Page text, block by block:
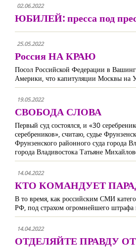
02.06.2022
ЮБИЛЕЙ: пресса под
25.05.2022
Россия НА КРАЮ
Посол Российской Федерации в
Америки, что капитуляции Москвы на
19.05.2022
СВОБОДА СЛОВА
Первый суд состоялся, и «30
серебреников», считаю, судье
Фрунзенского районного суда города
города Владивостока Татьяне
14.04.2022
КТО КОМАНДУЕТ
В то время, как российским СМИ
РФ, под страхом огромнейшего штрафа
14.04.2022
ОТДЕЛЯЙТЕ ПРАВДУ